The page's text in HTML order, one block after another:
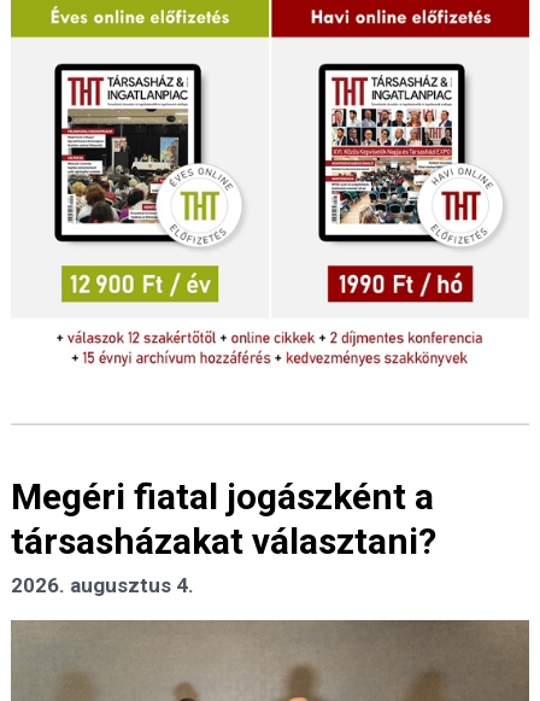
Megéri fiatal jogászként a
társasházakat választani?
2026. augusztus 4.